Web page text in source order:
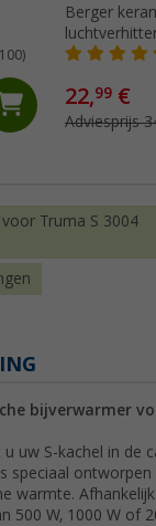
Berger
22,99 €
Adviesprijs
Truma S 3004
bijverwarmer
uw S-kachel in de
speciaal
warmte.
500 W, 1000 W of